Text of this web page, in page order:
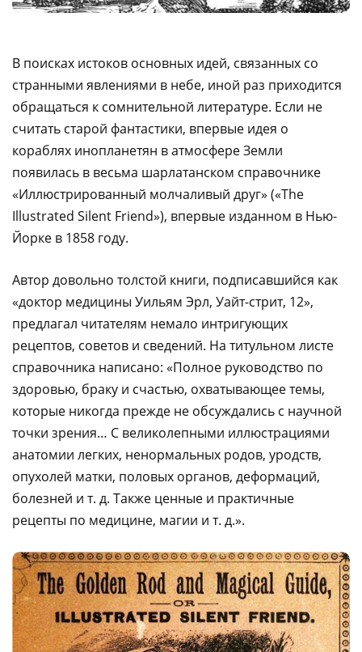
В поисках истоков основных идей, связанных со
странными явлениями в небе, иной раз приходится
обращаться к сомнительной литературе. Если не
считать старой фантастики, впервые идея о
кораблях инопланетян в атмосфере Земли
появилась в весьма шарлатанском справочнике
«Иллюстрированный молчаливый друг» («The
Illustrated Silent Friend»), впервые изданном в Нью-
Йорке в 1858 году.
Автор довольно толстой книги, подписавшийся как
«доктор медицины Уильям Эрл, Уайт-стрит, 12»,
предлагал читателям немало интригующих
рецептов, советов и сведений. На титульном листе
справочника написано: «Полное руководство по
здоровью, браку и счастью, охватывающее темы,
которые никогда прежде не обсуждались с научной
точки зрения… С великолепными иллюстрациями
анатомии легких, ненормальных родов, уродств,
опухолей матки, половых органов, деформаций,
болезней и т. д. Также ценные и практичные
рецепты по медицине, магии и т. д.».